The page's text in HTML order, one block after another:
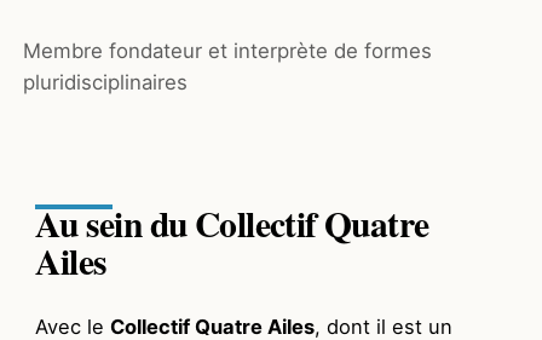
Membre fondateur et interprète de formes
pluridisciplinaires
Au sein du Collectif Quatre
Ailes
Avec leCollectif Quatre Ailes, dont il est un